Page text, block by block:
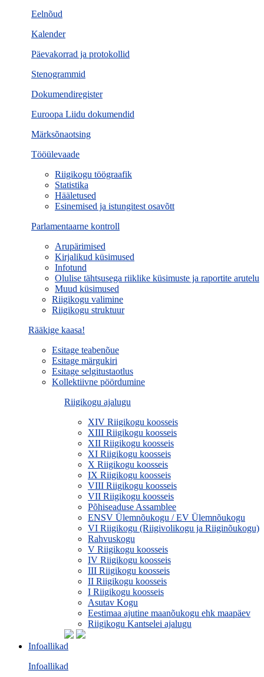
Eelnõud
Kalender
Päevakorrad ja protokollid
Stenogrammid
Dokumendiregister
Euroopa Liidu dokumendid
Märksõnaotsing
Tööülevaade
Riigikogu töögraafik
Statistika
Hääletused
Esinemised ja istungitest osavõtt
Parlamentaarne kontroll
Arupärimised
Kirjalikud küsimused
Infotund
Olulise tähtsusega riiklike küsimuste ja raportite arutelu
Muud küsimused
Riigikogu valimine
Riigikogu struktuur
Rääkige kaasa!
Esitage teabenõue
Esitage märgukiri
Esitage selgitustaotlus
Kollektiivne pöördumine
Riigikogu ajalugu
XIV Riigikogu koosseis
XIII Riigikogu koosseis
XII Riigikogu koosseis
XI Riigikogu koosseis
X Riigikogu koosseis
IX Riigikogu koosseis
VIII Riigikogu koosseis
VII Riigikogu koosseis
Põhiseaduse Assamblee
ENSV Ülemnõukogu / EV Ülemnõukogu
VI Riigikogu (Riigivolikogu ja Riiginõukogu)
Rahvuskogu
V Riigikogu koosseis
IV Riigikogu koosseis
III Riigikogu koosseis
II Riigikogu koosseis
I Riigikogu koosseis
Asutav Kogu
Eestimaa ajutine maanõukogu ehk maapäev
Riigikogu Kantselei ajalugu
Infoallikad
Infoallikad